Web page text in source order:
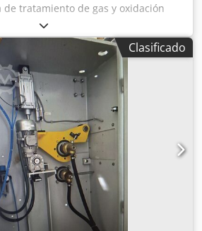
tratamiento de gas y oxidación
de calor – Año de construcción:
un cliente, ofrecemos a la venta una
de alta calidad para el tratamiento
catalítica. La instalación se diseñó y
para el tratamiento de corrientes
metano, sulfuro de hidrógeno e
de una aplicación geotérmica.
completamente montada y
previa cita. La instalación se
en 2015 y, posteriormente, se
Todos los componentes en
se vaciaron y limpiaron. Desde la
no se ha utilizado ni se ha
periódico. No se ha realizado
Clasificado